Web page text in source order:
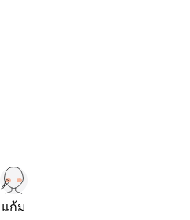
แก้ม